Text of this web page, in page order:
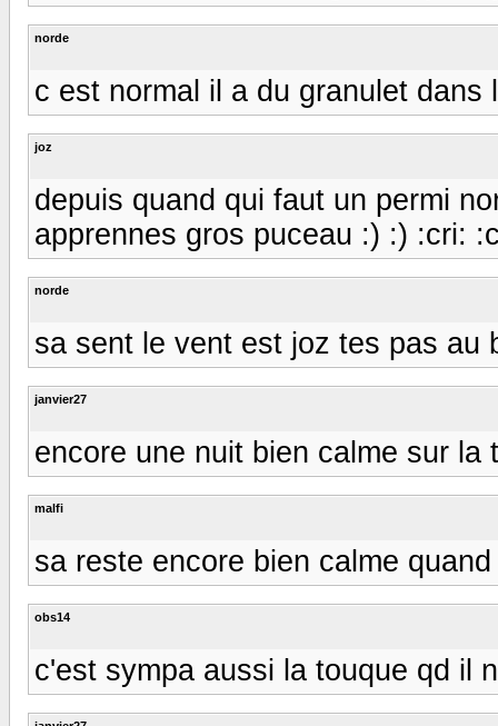
norde
c est normal il a du granulet dans
joz
depuis quand qui faut un permi
apprennes gros puceau :) :) :cri:
norde
sa sent le vent est joz tes pas au
janvier27
encore une nuit bien calme sur
malfi
sa reste encore bien calme
obs14
c'est sympa aussi la touque qd il